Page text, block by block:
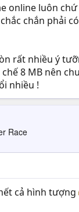
online luôn
chắn phải
rất nhiều ý
8 MB nên
nhiều !
Race
cả hình tượng